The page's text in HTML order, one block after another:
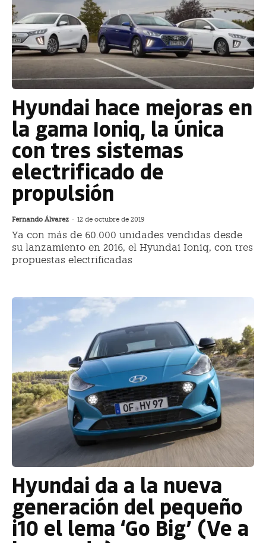
Hyundai hace mejoras en
la gama Ioniq, la única
con tres sistemas
electrificado de
propulsión
Fernando Álvarez - 12 de octubre de 2019
Ya con más de 60.000 unidades vendidas desde
su lanzamiento en 2016, el Hyundai Ioniq, con tres
propuestas electrificadas
Hyundai da a la nueva
generación del pequeño
i10 el lema ‘Go Big’ (Ve a